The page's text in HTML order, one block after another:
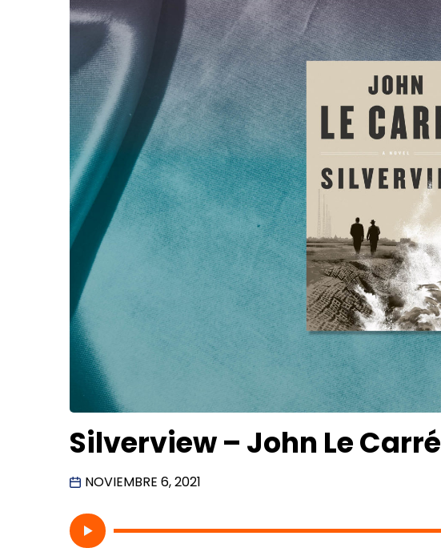
Silverview – John Le Carré
NOVIEMBRE 6, 2021